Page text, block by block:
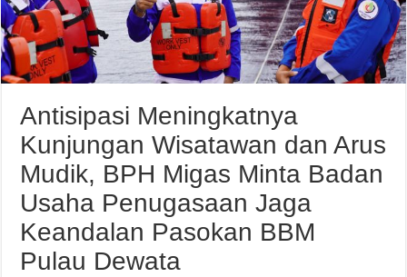
Antisipasi Meningkatnya
Kunjungan Wisatawan dan Arus
Mudik, BPH Migas Minta Badan
Usaha Penugasaan Jaga
Keandalan Pasokan BBM
Pulau Dewata